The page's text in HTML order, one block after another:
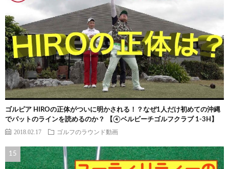
ゴルピア HIROの正体がついに明かされる！？なぜ1人だけ初めての沖縄
でパットのラインを読めるのか？ 【④ベルビーチゴルフクラブ 1-3H】
2018.02.17 ゴルフのラウンド動画